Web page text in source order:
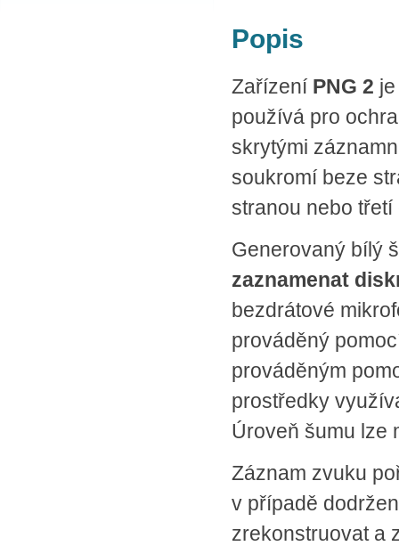
Popis
Zařízení PNG 2
používá pro
skrytými
soukromí beze
stranou nebo třetí
Generovaný bílý
zaznamenat
bezdrátové
prováděný
prováděným
prostředky
Úroveň šumu lze
Záznam zvuku
v případě
zrekonstruovat a